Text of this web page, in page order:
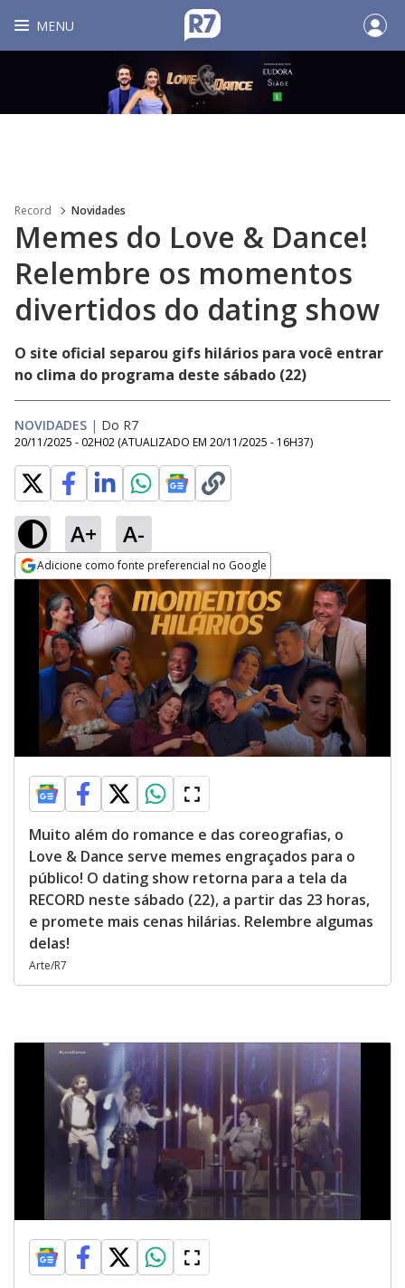
MENU
Record Novidades
Memes do Love & Dance!
Relembre os momentos
divertidos do dating show
O site oficial separou gifs hilários para você entrar
no clima do programa deste sábado (22)
NOVIDADES | Do R7
20/11/2025 - 02H02 (ATUALIZADO EM 20/11/2025 - 16H37)
A+ A-
Adicione como fonte preferencial no Google
Opens in new window
Muito além do romance e das coreografias, o
Love & Dance serve memes engraçados para o
público! O dating show retorna para a tela da
RECORD neste sábado (22), a partir das 23 horas,
e promete mais cenas hilárias. Relembre algumas
delas!
Arte/R7